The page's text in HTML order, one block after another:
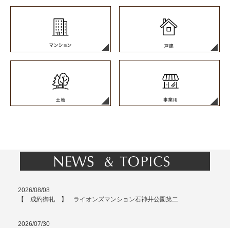
2026/08/08
【 成約御礼 】 ライオンズマンション石神井公園第二
2026/07/30